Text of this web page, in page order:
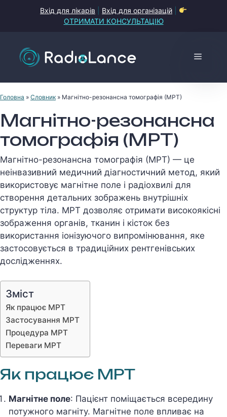
Вхід для лікарів Вхід для організацій
ОТРИМАТИ КОНСУЛЬТАЦІЮ
Меню
Головна » Словник » Магнітно-резонансна томографія (МРТ)
Магнітно-резонансна
томографія (МРТ)
Магнітно-резонансна томографія (МРТ) — це
неінвазивний медичний діагностичний метод, який
використовує магнітне поле і радіохвилі для
створення детальних зображень внутрішніх
структур тіла. МРТ дозволяє отримати високоякісні
зображення органів, тканин і кісток без
використання іонізуючого випромінювання, яке
застосовується в традиційних рентгенівських
дослідженнях.
Зміст
Як працює МРТ
Застосування МРТ
Процедура МРТ
Переваги МРТ
Як працює МРТ
Магнітне поле: Пацієнт поміщається всередину
потужного магніту. Магнітне поле впливає на